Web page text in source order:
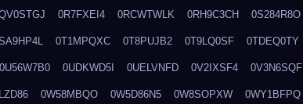
0R7FXEI4 0RCWTWLK 0RH9C3CH 0S284R8O
0T1MPQXC 0T8PUJB2 0T9LQ0SF 0TDEQ0TY
0U56W7B0 0UDKWD5I 0UELVNFD 0V2IXSF4 0V3N6SQF
0W58MBQO 0W5D86N5 0W8SOPXW 0WY1BFPQ